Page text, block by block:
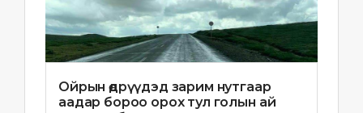
Ойрын өдрүүдэд зарим нутгаар
аадар бороо орох тул голын ай